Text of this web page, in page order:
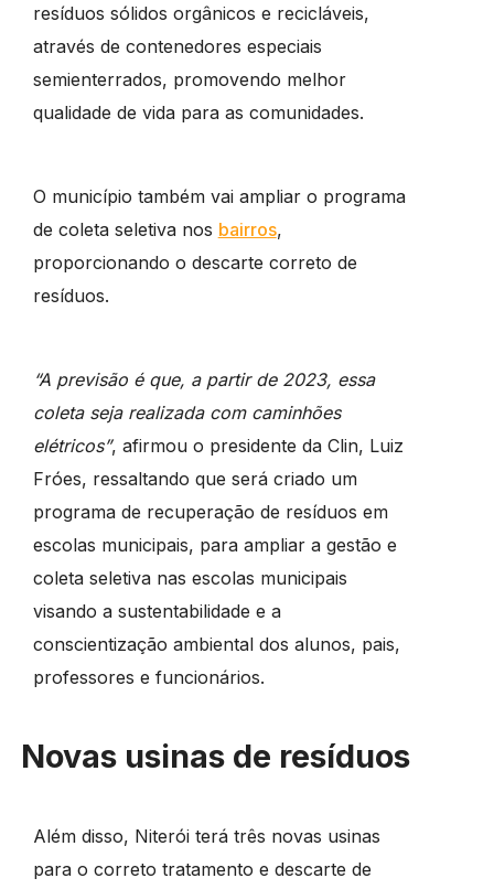
resíduos sólidos orgânicos e recicláveis,
através de contenedores especiais
semienterrados, promovendo melhor
qualidade de vida para as comunidades.
O município também vai ampliar o programa
de coleta seletiva nos bairros,
proporcionando o descarte correto de
resíduos.
“A previsão é que, a partir de 2023, essa
coleta seja realizada com caminhões
elétricos”, afirmou o presidente da Clin, Luiz
Fróes, ressaltando que será criado um
programa de recuperação de resíduos em
escolas municipais, para ampliar a gestão e
coleta seletiva nas escolas municipais
visando a sustentabilidade e a
conscientização ambiental dos alunos, pais,
professores e funcionários.
Novas usinas de resíduos
Além disso, Niterói terá três novas usinas
para o correto tratamento e descarte de